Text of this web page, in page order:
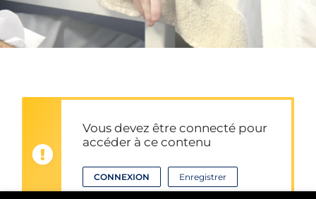
Vous devez être connecté pour
accéder à ce contenu
CONNEXION Enregistrer